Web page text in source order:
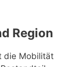
Region
die Mobilität